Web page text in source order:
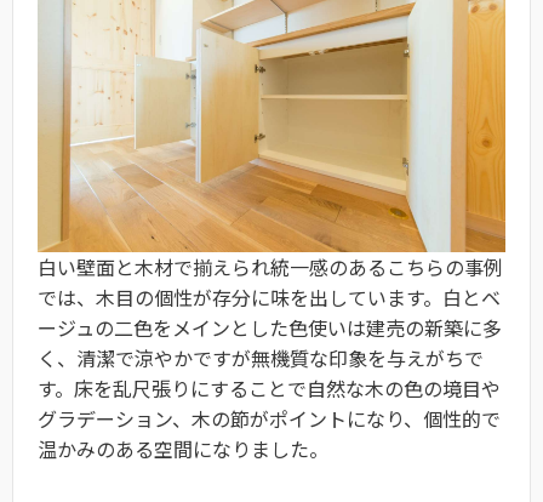
白い壁面と木材で揃えられ統一感のあるこちらの事例
では、木目の個性が存分に味を出しています。白とベ
ージュの二色をメインとした色使いは建売の新築に多
く、清潔で涼やかですが無機質な印象を与えがちで
す。床を乱尺張りにすることで自然な木の色の境目や
グラデーション、木の節がポイントになり、個性的で
温かみのある空間になりました。